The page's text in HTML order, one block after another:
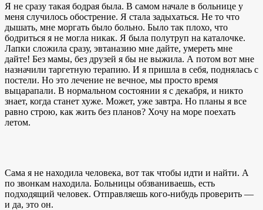
Я не сразу такая бодрая была. В самом начале в больнице у
меня случилось обострение. Я стала задыхаться. Не то что
дышать, мне моргать было больно. Было так плохо, что
бодриться я не могла никак. Я была полутруп на каталочке.
Лапки сложила сразу, эвтаназию мне дайте, умереть мне
дайте! Без мамы, без друзей я бы не выжила. А потом вот мне
назначили таргетную терапию. И я пришла в себя, поднялась с
постели. Но это лечение не вечное, мы просто время
выцарапали. В нормальном состоянии я с декабря, и никто
знает, когда станет хуже. Может, уже завтра. Но планы я все
равно строю, как жить без планов? Хочу на море поехать
летом.
Сама я не находила человека, вот так чтобы идти и найти. А
по звонкам находила. Больницы обзваниваешь, есть
подходящий человек. Отправляешь кого-нибудь проверить —
и да, это он.